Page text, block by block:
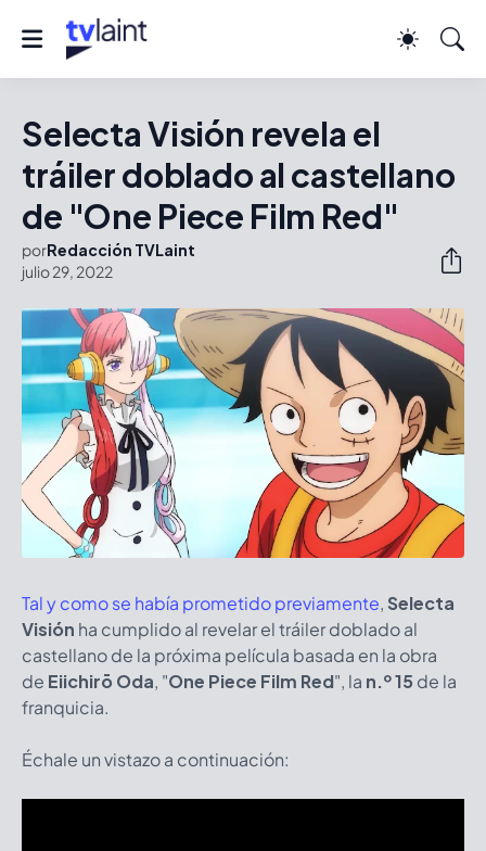
Selecta Visión revela el
tráiler doblado al castellano
de "One Piece Film Red"
porRedacción TVLaint
julio 29, 2022
Tal y como se había prometido previamente, Selecta
Visión ha cumplido al revelar el tráiler doblado al
castellano de la próxima película basada en la obra
de Eiichirō Oda, "One Piece Film Red", la n.º 15 de la
franquicia.
Échale un vistazo a continuación: